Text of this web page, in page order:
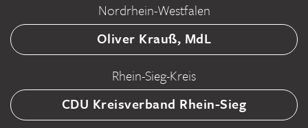
Nordrhein-Westfalen
Oliver Krauß, MdL
Rhein-Sieg-Kreis
CDU Kreisverband Rhein-Sieg